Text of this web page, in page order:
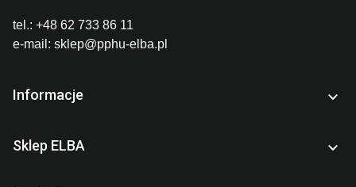
tel.: +48 62 733 86 11
e-mail: sklep@pphu-elba.pl
Informacje 
Sklep ELBA 